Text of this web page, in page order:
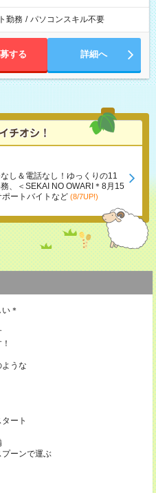
勤務 / パソコンスキル不要
する 詳細へ
し＆電話なし！ゆっくりの11
、＜SEKAI NO OWARI＊8月15
ートバイトなど (8/7UP!)
＊
うな
ート
ーンで運ぶ